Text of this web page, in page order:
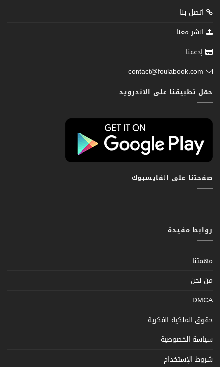
اتصل بنا
انشر معنا
إدعمنا
contact@foulabook.com
حمّل تطبيقنا على الاندرويد
صفحتنا على الفايسبوك
روابط مفيدة
مهمتنا
من نحن
DMCA
حقوق الملكية الفكرية
سياسة الخصوصية
شروط الإستخدام